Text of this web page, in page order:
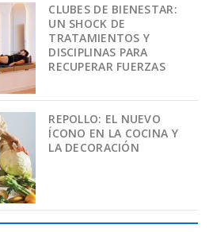
CLUBES DE BIENESTAR:
UN SHOCK DE
TRATAMIENTOS Y
DISCIPLINAS PARA
RECUPERAR FUERZAS
REPOLLO: EL NUEVO
ÍCONO EN LA COCINA Y
LA DECORACIÓN